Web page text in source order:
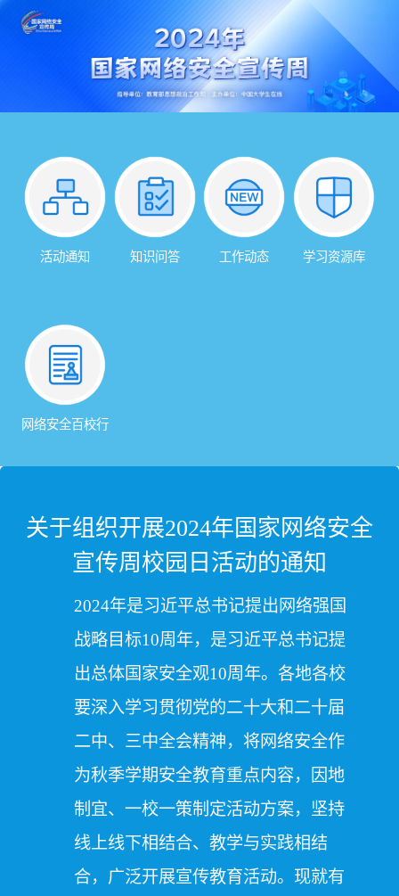
活动通知 知识问答 工作动态 学习资源库
网络安全百校行
关于组织开展2024年国家网络安全
宣传周校园日活动的通知
2024年是习近平总书记提出网络强国
战略目标10周年，是习近平总书记提
出总体国家安全观10周年。各地各校
要深入学习贯彻党的二十大和二十届
二中、三中全会精神，将网络安全作
为秋季学期安全教育重点内容，因地
制宜、一校一策制定活动方案，坚持
线上线下相结合、教学与实践相结
合，广泛开展宣传教育活动。现就有